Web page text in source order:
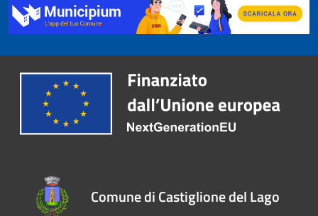
Comune di Castiglione del Lago